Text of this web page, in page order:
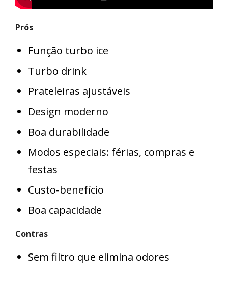
Prós
Função turbo ice
Turbo drink
Prateleiras ajustáveis
Design moderno
Boa durabilidade
Modos especiais: férias, compras e
festas
Custo-benefício
Boa capacidade
Contras
Sem filtro que elimina odores